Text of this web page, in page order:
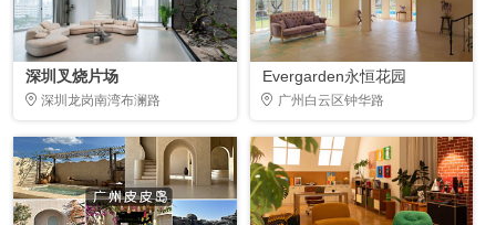
深圳叉烧片场
深圳龙岗南湾布澜路
Evergarden永恒花园
广州白云区钟华路